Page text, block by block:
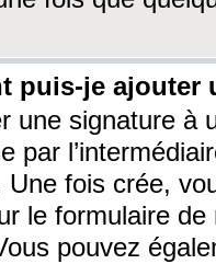
puis-je ajouter
une signature à
par
Une fois crée,
le formulaire de
pouvez